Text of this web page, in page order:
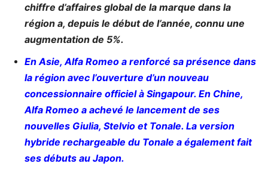
chiffre d’affaires global de la marque dans la
région a, depuis le début de l’année, connu une
augmentation de 5%.
En Asie, Alfa Romeo a renforcé sa présence dans
la région avec l’ouverture d’un nouveau
concessionnaire officiel à Singapour. En Chine,
Alfa Romeo a achevé le lancement de ses
nouvelles Giulia, Stelvio et Tonale. La version
hybride rechargeable du Tonale a également fait
ses débuts au Japon.